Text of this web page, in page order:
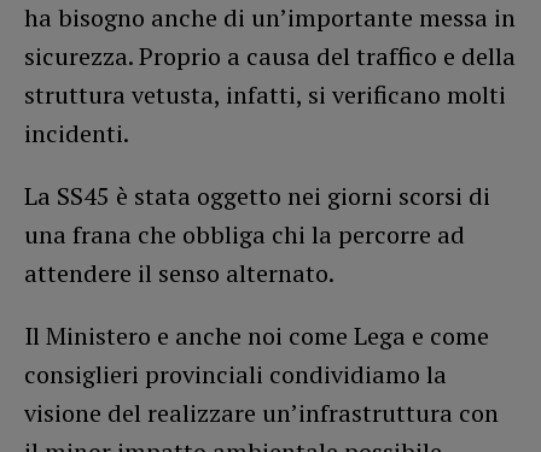
ha bisogno anche di un’importante messa in
sicurezza. Proprio a causa del traffico e della
struttura vetusta, infatti, si verificano molti
incidenti.
La SS45 è stata oggetto nei giorni scorsi di
una frana che obbliga chi la percorre ad
attendere il senso alternato.
Il Ministero e anche noi come Lega e come
consiglieri provinciali condividiamo la
visione del realizzare un’infrastruttura con